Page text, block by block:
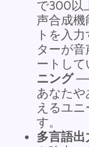
で300以
声合成
トを入
ターが
ートして
ニング—
あなたや
えるユ
す。
多言語出